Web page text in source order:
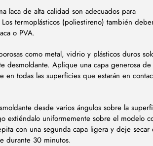
laca de alta calidad son adecuados para
termoplásticos (poliestireno) también
o PVA.
como metal, vidrio y plásticos duros
desmoldante. Aplique una capa generosa de
en todas las superficies que estarán en
desde varios ángulos sobre la
extiéndalo uniformemente sobre el modelo
con una segunda capa ligera y deje secar
durante 30 minutos.